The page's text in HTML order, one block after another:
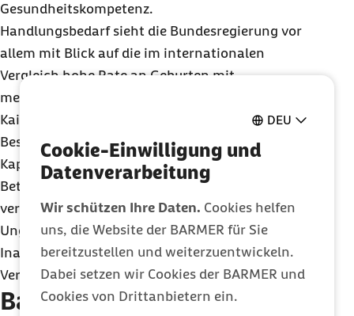
DEU
Cookie-Einwilligung und
Datenverarbeitung
Wir schützen Ihre Daten. Cookies helfen
uns, die Website der BARMER für Sie
bereitzustellen und weiterzuentwickeln.
Dabei setzen wir Cookies der BARMER und
Cookies von Drittanbietern ein.
Gesundheitskompetenz.
Handlungsbedarf sieht die Bundesregierung vor
allem mit Blick auf die im internationalen
Vergleich hohe Rate an Geburten mit
medizinischen Interventionen, wozu auch
Kaiserschnitte gehören. Ebenso sei die Zahl der
Beschwerden über unzureichende geburtshilfliche
Kapazitäten und über die Versorgung und
Betreuung vor, unter und nach der Geburt,
vergleichsweise hoch. Weiterhin bestünden soziale
Ungleichheiten im Zugang und der
Inanspruchnahme einer bedarfsgerechten
Versorgung.
Barmer fordert Aufnahme